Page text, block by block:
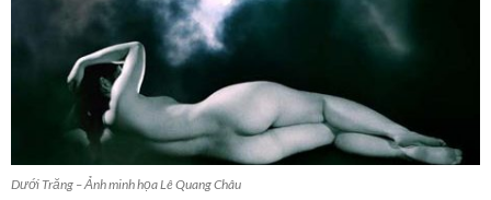
Dưới Trăng – Ảnh minh họa Lê Quang Châu